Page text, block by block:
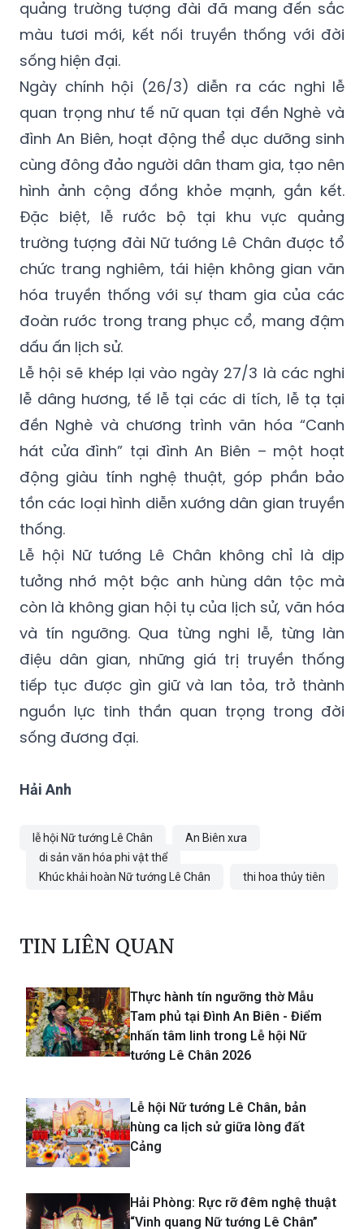
quảng trường tượng đài đã mang đến sắc
màu tươi mới, kết nối truyền thống với đời
sống hiện đại.
Ngày chính hội (26/3) diễn ra các nghi lễ
quan trọng như tế nữ quan tại đền Nghè và
đình An Biên, hoạt động thể dục dưỡng sinh
cùng đông đảo người dân tham gia, tạo nên
hình ảnh cộng đồng khỏe mạnh, gắn kết.
Đặc biệt, lễ rước bộ tại khu vực quảng
trường tượng đài Nữ tướng Lê Chân được tổ
chức trang nghiêm, tái hiện không gian văn
hóa truyền thống với sự tham gia của các
đoàn rước trong trang phục cổ, mang đậm
dấu ấn lịch sử.
Lễ hội sẽ khép lại vào ngày 27/3 là các nghi
lễ dâng hương, tế lễ tại các di tích, lễ tạ tại
đền Nghè và chương trình văn hóa “Canh
hát cửa đình” tại đình An Biên – một hoạt
động giàu tính nghệ thuật, góp phần bảo
tồn các loại hình diễn xướng dân gian truyền
thống.
Lễ hội Nữ tướng Lê Chân không chỉ là dịp
tưởng nhớ một bậc anh hùng dân tộc mà
còn là không gian hội tụ của lịch sử, văn hóa
và tín ngưỡng. Qua từng nghi lễ, từng làn
điệu dân gian, những giá trị truyền thống
tiếp tục được gìn giữ và lan tỏa, trở thành
nguồn lực tinh thần quan trọng trong đời
sống đương đại.
Hải Anh
lễ hội Nữ tướng Lê Chân
An Biên xưa
di sản văn hóa phi vật thể
Khúc khải hoàn Nữ tướng Lê Chân
thi hoa thủy tiên
TIN LIÊN QUAN
Thực hành tín ngưỡng thờ Mẫu
Tam phủ tại Đình An Biên - Điểm
nhấn tâm linh trong Lễ hội Nữ
tướng Lê Chân 2026
Lễ hội Nữ tướng Lê Chân, bản
hùng ca lịch sử giữa lòng đất
Cảng
Hải Phòng: Rực rỡ đêm nghệ thuật
“Vinh quang Nữ tướng Lê Chân”